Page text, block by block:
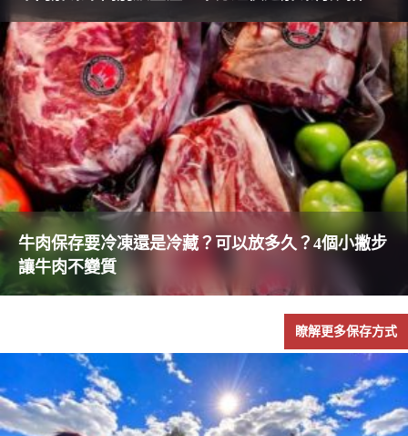
牛肉保存要冷凍還是冷藏？可以放多久？4個小撇步
讓牛肉不變質
瞭解更多保存方式